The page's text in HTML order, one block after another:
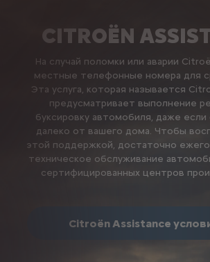
CITROËN
На случай поломки или аварии
местные телефонные номера для
Эта услуга, которая называется
предусматривает выполнение
буксировку автомобиля, даже если
далеко от вашего дома. Чтобы
этой поддержкой, достаточно
техническое обслуживание
сертифицированных центров
Citroën Assistance